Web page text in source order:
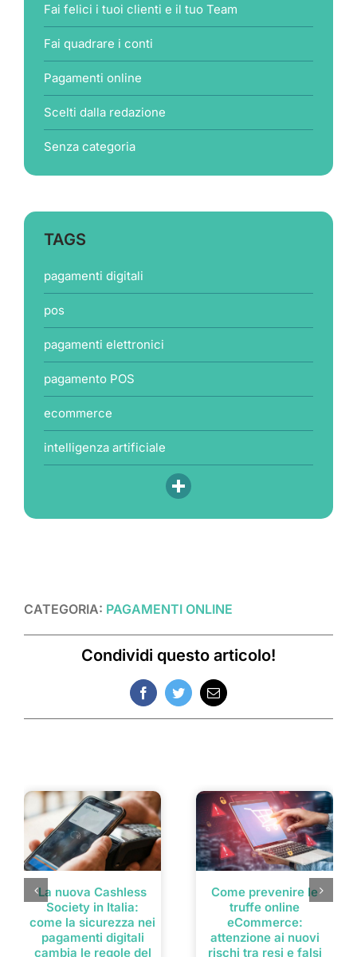
Fai felici i tuoi clienti e il tuo Team
Fai quadrare i conti
Pagamenti online
Scelti dalla redazione
Senza categoria
TAGS
pagamenti digitali
pos
pagamenti elettronici
pagamento POS
ecommerce
intelligenza artificiale
CATEGORIA: PAGAMENTI ONLINE
Condividi questo articolo!
FacebookTwitterEmail
La nuova Cashless
Society in Italia:
come la sicurezza nei
pagamenti digitali
cambia le regole del
Come prevenire le
truffe online
eCommerce:
attenzione ai nuovi
rischi tra resi e falsi